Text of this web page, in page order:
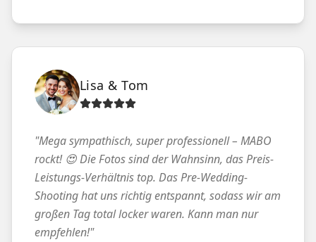
Lisa & Tom
"Mega sympathisch, super professionell – MABO
rockt! 😍 Die Fotos sind der Wahnsinn, das Preis-
Leistungs-Verhältnis top. Das Pre-Wedding-
Shooting hat uns richtig entspannt, sodass wir am
großen Tag total locker waren. Kann man nur
empfehlen!"